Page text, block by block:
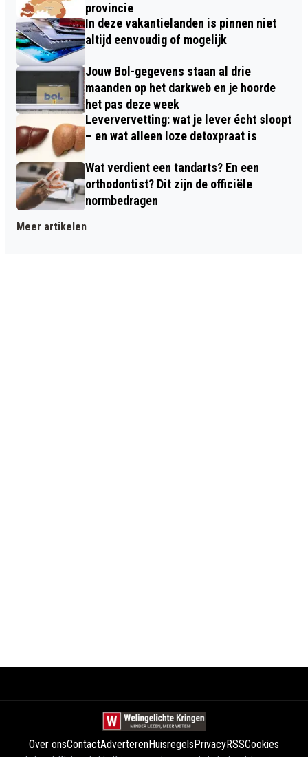
provincie
In deze vakantielanden is pinnen niet
altijd eenvoudig of mogelijk
Jouw Bol-gegevens staan al drie
maanden op het darkweb en je hoorde
het pas deze week
Leververvetting: wat je lever écht sloopt
– en wat alleen loze detoxpraat is
Wat verdient een tandarts? En een
orthodontist? Dit zijn de officiële
normbedragen
Meer artikelen
Over onsContactAdverterenHuisregels PrivacyRSSCookies